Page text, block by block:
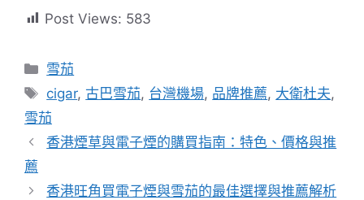
Post Views: 583
分
類
雪茄
標
籤
cigar, 古巴雪茄, 台灣機場, 品牌推薦, 大衛杜夫,
雪茄
香港煙草與電子煙的購買指南：特色、價格與推
薦
香港旺角買電子煙與雪茄的最佳選擇與推薦解析